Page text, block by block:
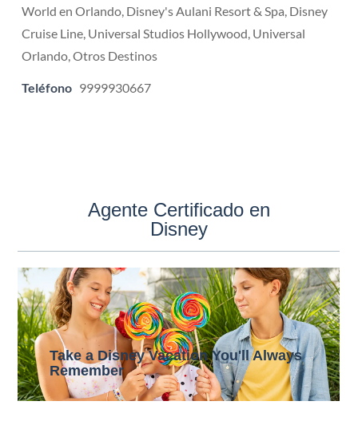
World en Orlando, Disney's Aulani Resort & Spa, Disney
Cruise Line, Universal Studios Hollywood, Universal
Orlando, Otros Destinos
Teléfono 9999930667